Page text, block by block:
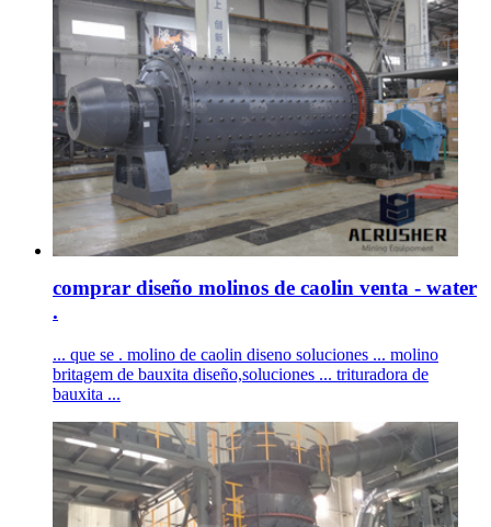
comprar diseño molinos de caolin venta - water
.
... que se . molino de caolin diseno soluciones ... molino
britagem de bauxita diseño,soluciones ... trituradora de
bauxita ...